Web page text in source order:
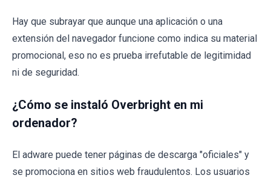
Hay que subrayar que aunque una aplicación o una
extensión del navegador funcione como indica su material
promocional, eso no es prueba irrefutable de legitimidad
ni de seguridad.
¿Cómo se instaló Overbright en mi
ordenador?
El adware puede tener páginas de descarga "oficiales" y
se promociona en sitios web fraudulentos. Los usuarios